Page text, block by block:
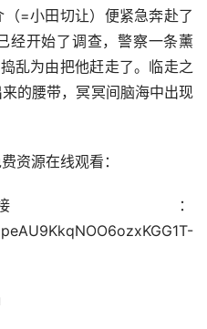
=小田切让）便紧急奔赴了
经开始了调查，警察一条薰
乱为由把他赶走了。临走之
的腰带，冥冥间脑海中出现
资源在线观看：
：